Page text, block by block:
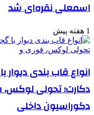
اسمعلی نقره‌ای شد
1 هفته پیش
انواع قاب بندی دیوار
دکارت؛ تحولی لوکس،
دکوراسیون داخلی